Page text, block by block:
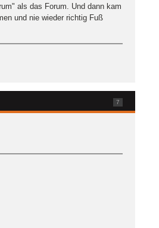
als das Forum. Und dann kam
und nie wieder richtig Fuß
7